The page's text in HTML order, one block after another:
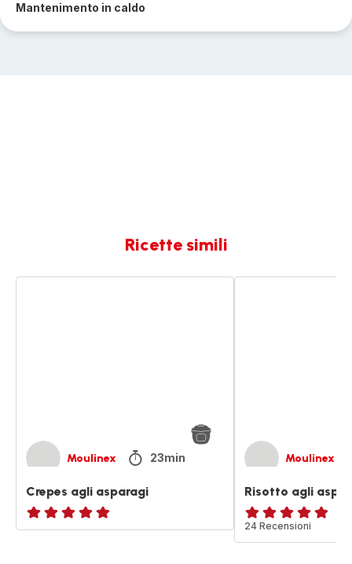
Mantenimento in caldo
Ricette simili
Moulinex 23min
Crepes agli asparagi
ratings.NaN
Moulinex
Risotto agli
ratings.4.8
24 Recensioni